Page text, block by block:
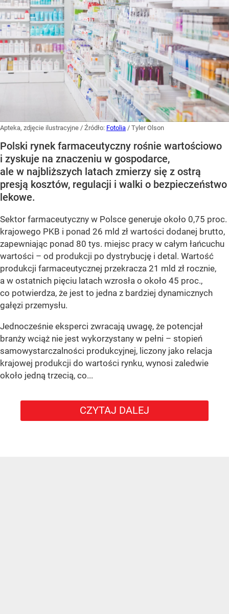
Apteka, zdjęcie ilustracyjne / Źródło: Fotolia / Tyler Olson
Polski rynek farmaceutyczny rośnie wartościowo
i zyskuje na znaczeniu w gospodarce,
ale w najbliższych latach zmierzy się z ostrą
presją kosztów, regulacji i walki o bezpieczeństwo
lekowe.
Sektor farmaceutyczny w Polsce generuje około 0,75 proc.
krajowego PKB i ponad 26 mld zł wartości dodanej brutto,
zapewniając ponad 80 tys. miejsc pracy w całym łańcuchu
wartości – od produkcji po dystrybucję i detal. Wartość
produkcji farmaceutycznej przekracza 21 mld zł rocznie,
a w ostatnich pięciu latach wzrosła o około 45 proc.,
co potwierdza, że jest to jedna z bardziej dynamicznych
gałęzi przemysłu.
Jednocześnie eksperci zwracają uwagę, że potencjał
branży wciąż nie jest wykorzystany w pełni – stopień
samowystarczalności produkcyjnej, liczony jako relacja
krajowej produkcji do wartości rynku, wynosi zaledwie
około jedną trzecią, co...
CZYTAJ DALEJ